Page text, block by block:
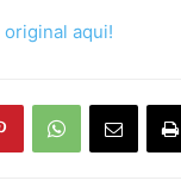
aqui!